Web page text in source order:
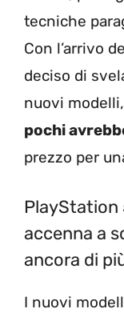
tecniche
Con l’arrivo
deciso di
nuovi
pochi
prezzo per
PlayStation
accenna a
ancora di
I nuovi